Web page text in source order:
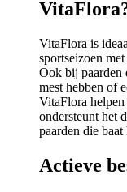
VitaFlora is
sportseizoen
Ook bij paarden
mest hebben of
VitaFlora helpen
ondersteunt het
paarden die
Actieve